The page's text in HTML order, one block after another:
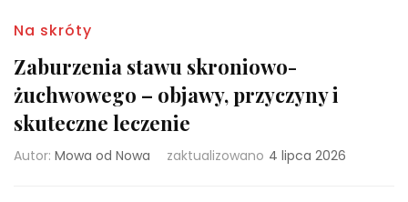
Na skróty
Zaburzenia stawu skroniowo-
żuchwowego – objawy, przyczyny i
skuteczne leczenie
Autor: Mowa od Nowa zaktualizowano 4 lipca 2026